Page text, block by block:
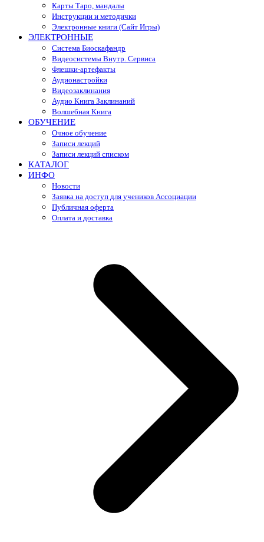
Карты Таро, мандалы
Инструкции и методички
Электронные книги (Сайт Игры)
ЭЛЕКТРОННЫЕ
Система Биоскафандр
Видеосистемы Внутр. Сервиса
Флешки-артефакты
Аудионастройки
Видеозаклинания
Аудио Книга Заклинаний
Волшебная Книга
ОБУЧЕНИЕ
Очное обучение
Записи лекций
Записи лекций списком
КАТАЛОГ
ИНФО
Новости
Заявка на доступ для учеников Ассоциации
Публичная оферта
Оплата и доставка